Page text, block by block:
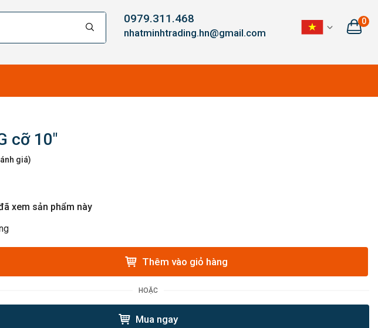
0979.311.468
nhatminhtrading.hn@gmail.com
0
cỡ 10″
giá)
xem sản phẩm này
Thêm vào giỏ hàng
HOẶC
Mua ngay